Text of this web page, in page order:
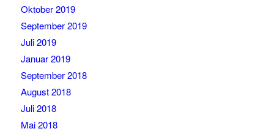
Oktober 2019
September 2019
Juli 2019
Januar 2019
September 2018
August 2018
Juli 2018
Mai 2018